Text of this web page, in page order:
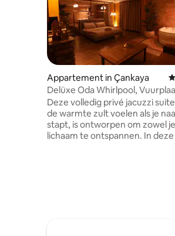
Appartement in Çankaya
Delüxe Oda Whirlpool,
Deze volledig privé jacuzzi
de warmte zult voelen als je
stapt, is ontworpen om zowel je
lichaam te ontspannen. In deze kamer,